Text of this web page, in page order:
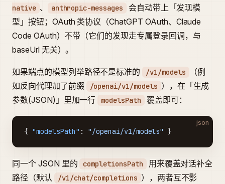
native 、 anthropic-messages
会自动带上「发现模
型」按钮；OAuth 类协议（ChatGPT OAuth、Claude
Code OAuth）不带（它们的发现走专属登录回调，与
baseUrl 无关）。
如果端点的模型列举路径不是标准的 /v1/models
（例
如反向代理加了前缀
/openai/v1/models ），在「生成
参数(JSON)」里加一行
modelsPath 覆盖即可：
json
{ "modelsPath" : "/openai/v1/models" }
同一个 JSON 里的 completionsPath
用来覆盖对话补全
路径（默认
/v1/chat/completions ），两者互不影